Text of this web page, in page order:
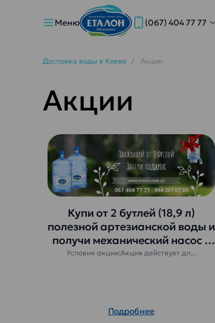
Меню (067) 404 77 77
Доставка воды в Киеве Акции
Акции
Купи от 2 бутлей (18,9 л)
полезной артезианской воды и
получи механический насос в
подарок.
Условия акции:Акция действует дл...
Подробнее